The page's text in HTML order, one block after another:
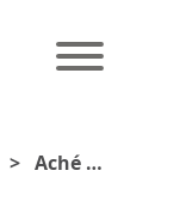
> Aché é